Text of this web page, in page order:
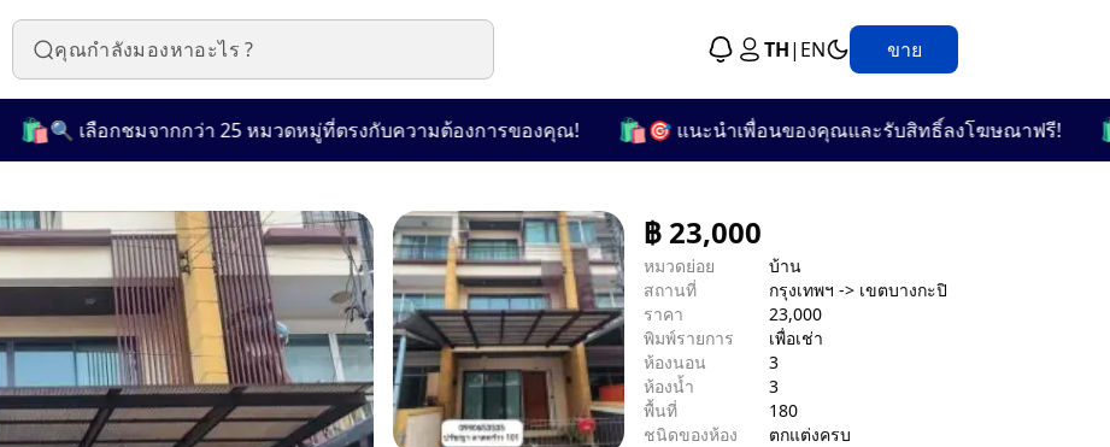
TH| EN ขาย
🔍 เลือกชมจากกว่า 25 หมวดหมู่ที่ตรงกับความต้องการของคุณ! 🛍️ 🎯 แนะนำเพื่อนของคุณและรับสิทธิ์ลงโฆษณาฟรี! 🛍️
฿ 23,000
หมวดย่อย
บ้าน
สถานที่
กรุงเทพฯ -> เขตบางกะปิ
ราคา
23,000
พิมพ์รายการ
เพื่อเช่า
ห้องนอน
3
ห้องน้ำ
3
พื้นที่
180
ชนิดของห้อง
ตกแต่งครบ